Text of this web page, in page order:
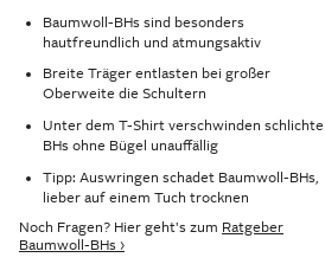
Baumwoll-BHs sind besonders
hautfreundlich und atmungsaktiv
Breite Träger entlasten bei großer
Oberweite die Schultern
Unter dem T-Shirt verschwinden schlichte
BHs ohne Bügel unauffällig
Tipp: Auswringen schadet Baumwoll-BHs,
lieber auf einem Tuch trocknen
Noch Fragen? Hier geht's zum Ratgeber
Baumwoll-BHs ›